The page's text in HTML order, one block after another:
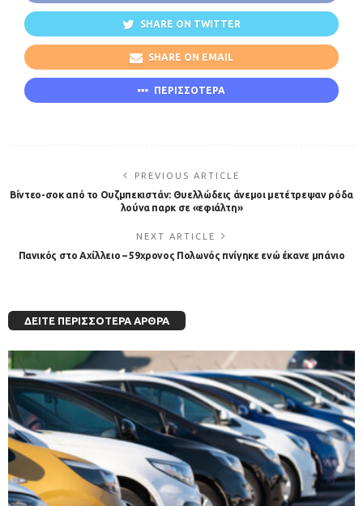
SHARE ON TWITTER
SHARE ON EMAIL
ΠΕΡΙΣΣΟΤΕΡΑ
PREVIOUS ARTICLE
Βίντεο-σοκ από το Ουζμπεκιστάν: Θυελλώδεις άνεμοι μετέτρεψαν ρόδα
λούνα παρκ σε «εφιάλτη»
NEXT ARTICLE
Πανικός στο Αχίλλειο – 59χρονος Πολωνός πνίγηκε ενώ έκανε μπάνιο
ΔΕΊΤΕ ΠΕΡΙΣΣΌΤΕΡΑ ΆΡΘΡΑ